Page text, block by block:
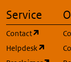
Service
Contact
(opent
Helpdesk